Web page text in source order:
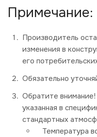
Примечание:
Производитель
изменения в
его
Обязательно
Обратите
указанная в
стандартных
Температура